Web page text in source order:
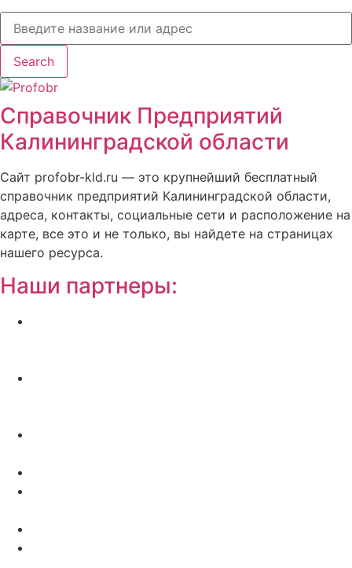
Search
Справочник Предприятий
Калининградской области
Сайт profobr-kld.ru — это крупнейший бесплатный
справочник предприятий Калининградской области,
адреса, контакты, социальные сети и расположение на
карте, все это и не только, вы найдете на страницах
нашего ресурса.
Наши партнеры: